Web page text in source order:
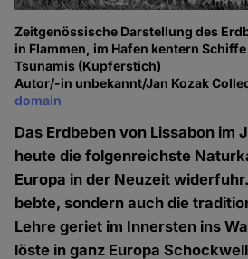
Zeitgenössische Darstellung des
in Flammen, im Hafen kentern
Tsunamis (Kupferstich)
Autor/-in unbekannt/Jan Kozak
domain
Das Erdbeben von Lissabon im
heute die folgenreichste
Europa in der Neuzeit
bebte, sondern auch die
Lehre geriet im Innersten ins
löste in ganz Europa